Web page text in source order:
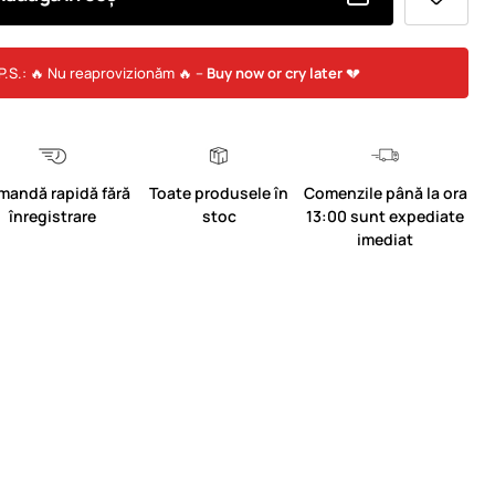
🔥 Nu reaprovizionăm 🔥 – Buy now or cry later💔
rapidă fără
înregistrare
Toate produsele în
stoc
Comenzile până la ora
13:00 sunt expediate
imediat